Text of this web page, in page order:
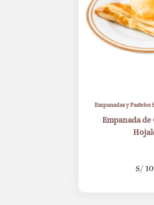
Empanadas y Pasteles
Empanada de
S/